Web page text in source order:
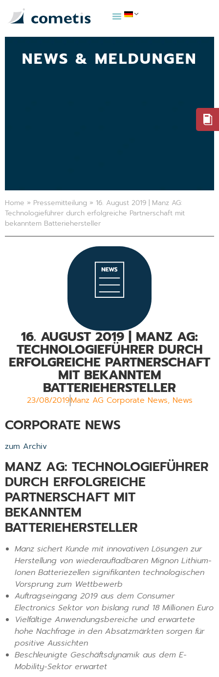
NEWS & MELDUNGEN
Home » Pressemitteilung » 16. August 2019 | Manz AG:
Technologieführer durch erfolgreiche Partnerschaft mit
bekanntem Batteriehersteller
16. AUGUST 2019 | MANZ AG:
TECHNOLOGIEFÜHRER DURCH
ERFOLGREICHE PARTNERSCHAFT
MIT BEKANNTEM
BATTERIEHERSTELLER
23/08/2019Manz AG Corporate News, News
CORPORATE NEWS
zum Archiv
MANZ AG: TECHNOLOGIEFÜHRER
DURCH ERFOLGREICHE
PARTNERSCHAFT MIT
BEKANNTEM
BATTERIEHERSTELLER
Manz sichert Kunde mit innovativen Lösungen zur
Herstellung von wiederaufladbaren Mignon Lithium-
Ionen Batteriezellen signifikanten technologischen
Vorsprung zum Wettbewerb
Auftragseingang 2019 aus dem Consumer
Electronics Sektor von bislang rund 18 Millionen Euro
Vielfältige Anwendungsbereiche und erwartete
hohe Nachfrage in den Absatzmärkten sorgen für
positive Aussichten
Beschleunigte Geschäftsdynamik aus dem E-
Mobility-Sektor erwartet